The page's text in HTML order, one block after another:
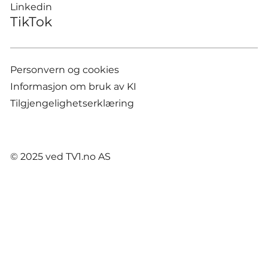
Linkedin
TikTok
Personvern og cookies
Informasjon om bruk av KI
Tilgjengelighetserklæring
© 2025 ved TV1.no AS